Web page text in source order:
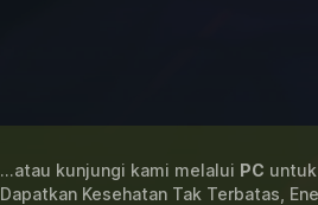
...atau kunjungi kami melalui PC
Dapatkan Kesehatan Tak Terbatas,